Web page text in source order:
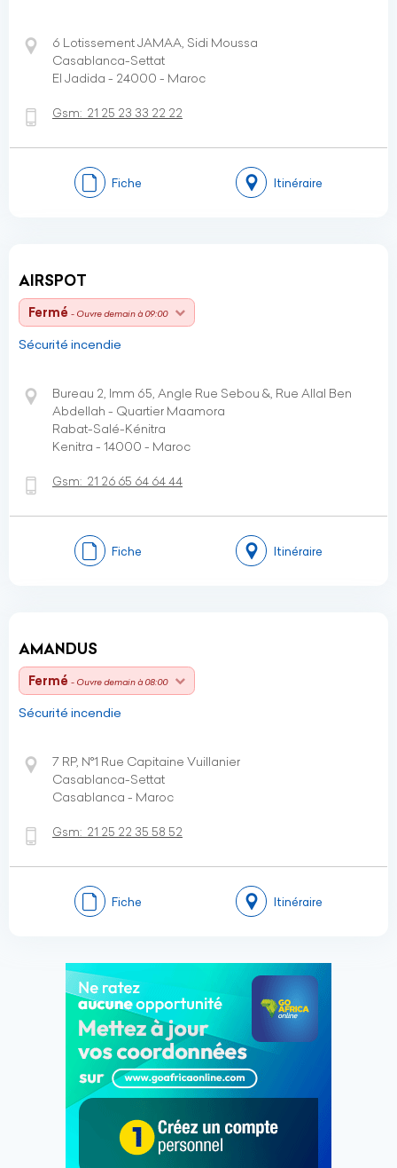
6 Lotissement JAMAA, Sidi Moussa
Casablanca-Settat
El Jadida - 24000 - Maroc
Gsm: 21 25 23 33 22 22
Fiche Itinéraire
AIRSPOT
Fermé - Ouvre demain à 09:00
Sécurité incendie
Bureau 2, Imm 65, Angle Rue Sebou &, Rue Allal Ben
Abdellah - Quartier Maamora
Rabat-Salé-Kénitra
Kenitra - 14000 - Maroc
Gsm: 21 26 65 64 64 44
Fiche Itinéraire
AMANDUS
Fermé - Ouvre demain à 08:00
Sécurité incendie
7 RP, N°1 Rue Capitaine Vuillanier
Casablanca-Settat
Casablanca - Maroc
Gsm: 21 25 22 35 58 52
Fiche Itinéraire